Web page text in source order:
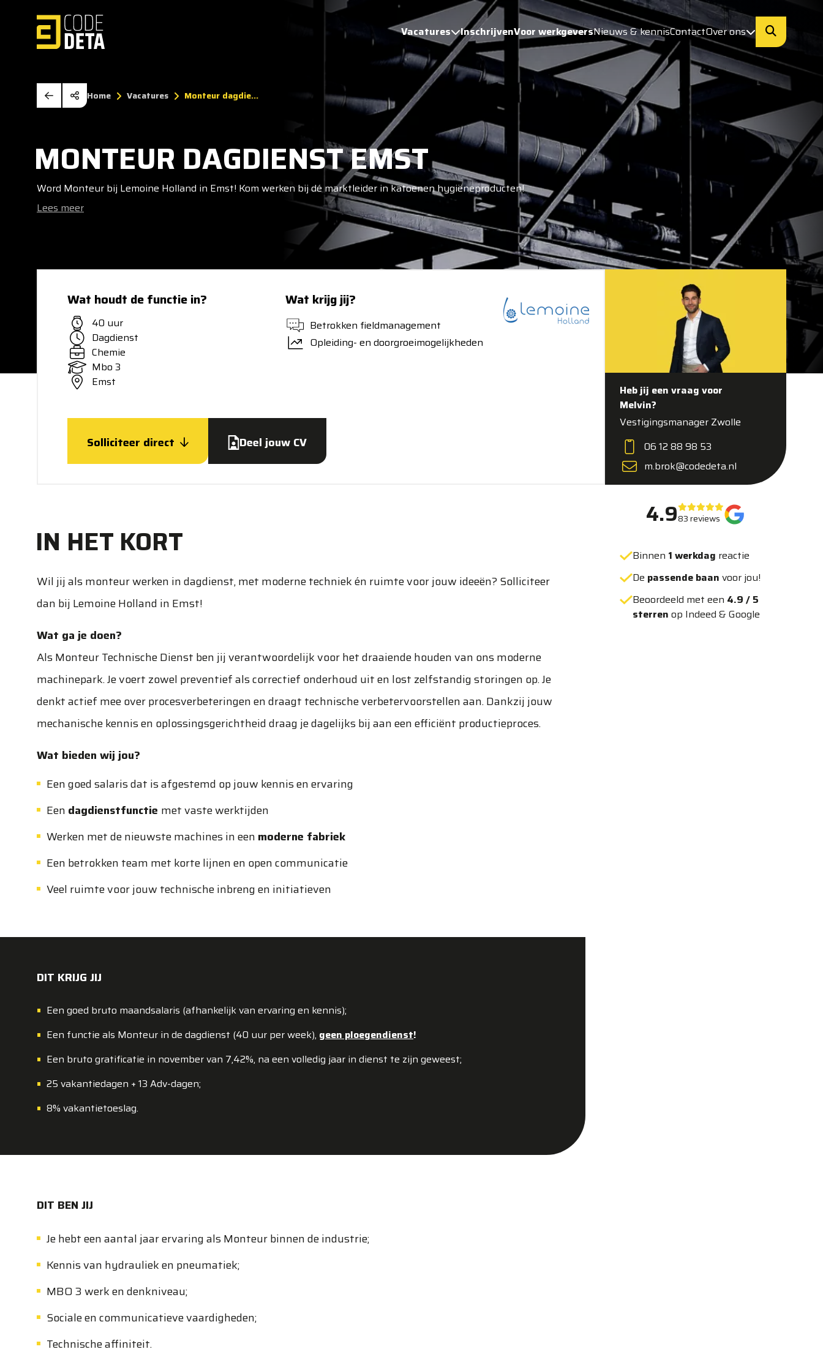
Vacatures InschrijvenVoor werkgeversNieuws & kennisContactOver ons
Home Vacatures Monteur dagdie...
MONTEUR DAGDIENST EMST
Word Monteur bij Lemoine Holland in Emst! Kom werken bij dé marktleider in katoenen hygiëneproducten!
Lees meer
Wat houdt de functie in?
40 uur
Dagdienst
Chemie
Mbo 3
Emst
Wat krijg jij?
Betrokken fieldmanagement
Opleiding- en doorgroeimogelijkheden
Solliciteer direct Deel jouw CV
IN HET KORT
Wil jij als monteur werken in dagdienst, met moderne techniek én ruimte voor jouw ideeën? Solliciteer
dan bij Lemoine Holland in Emst!
Wat ga je doen?
Als Monteur Technische Dienst ben jij verantwoordelijk voor het draaiende houden van ons moderne
machinepark. Je voert zowel preventief als correctief onderhoud uit en lost zelfstandig storingen op. Je
denkt actief mee over procesverbeteringen en draagt technische verbetervoorstellen aan. Dankzij jouw
mechanische kennis en oplossingsgerichtheid draag je dagelijks bij aan een efficiënt productieproces.
Wat bieden wij jou?
Een goed salaris dat is afgestemd op jouw kennis en ervaring
Een dagdienstfunctie met vaste werktijden
Werken met de nieuwste machines in een moderne fabriek
Een betrokken team met korte lijnen en open communicatie
Veel ruimte voor jouw technische inbreng en initiatieven
DIT KRIJG JIJ
Een goed bruto maandsalaris (afhankelijk van ervaring en kennis);
Een functie als Monteur in de dagdienst (40 uur per week), geen ploegendienst!
Een bruto gratificatie in november van 7,42%, na een volledig jaar in dienst te zijn geweest;
25 vakantiedagen + 13 Adv-dagen;
8% vakantietoeslag.
DIT BEN JIJ
Je hebt een aantal jaar ervaring als Monteur binnen de industrie;
Kennis van hydrauliek en pneumatiek;
MBO 3 werk en denkniveau;
Sociale en communicatieve vaardigheden;
Technische affiniteit.
Heb jij een vraag voor
Melvin?
Vestigingsmanager Zwolle
06 12 88 98 53
m.brok@codedeta.nl
4.983 reviews
Binnen 1 werkdag reactie
De passende baan voor jou!
Beoordeeld met een 4.9 / 5
sterren op Indeed & Google